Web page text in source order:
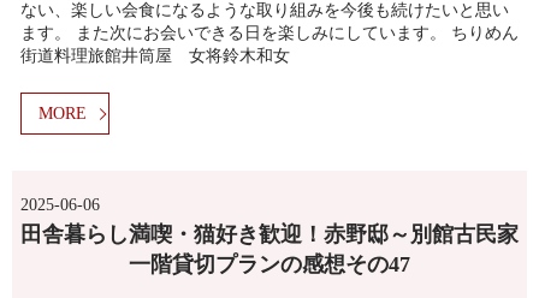
ない、楽しい会食になるような取り組みを今後も続けたいと思い
ます。 また次にお会いできる日を楽しみにしています。 ちりめん
街道料理旅館井筒屋 女将鈴木和女
MORE
2025-06-06
田舎暮らし満喫・猫好き歓迎！赤野邸～別館古民家
一階貸切プランの感想その47